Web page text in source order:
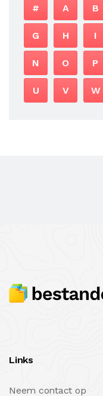
# A B
G H I
N O P
U V W
Links
Neem contact op